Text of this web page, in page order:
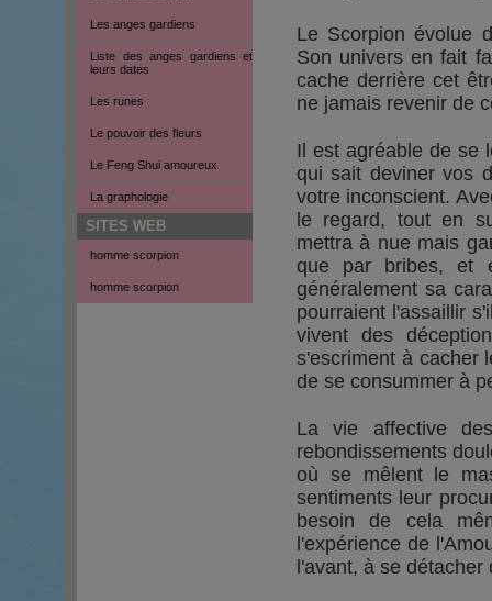
Les anges gardiens
Liste des anges gardiens et
leurs dates
Les runes
Le pouvoir des fleurs
Le Feng Shui amoureux
La graphologie
SITES WEB
homme scorpion
homme scorpion
Le Scorpion évolue
Son univers en fait
cache derrière cet
ne jamais revenir de
Il est agréable de se
qui sait deviner vos
votre inconscient.
le regard, tout en
mettra à nue mais
que par bribes, et
généralement sa
pourraient l'assaillir
vivent des
s'escriment à cacher
de se consummer à
La vie affective
rebondissements
où se mêlent le
sentiments leur
besoin de cela
l'expérience de
l'avant, à se